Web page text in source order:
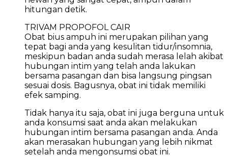
hitungan detik.
TRIVAM PROPOFOL CAIR
Obat bius ampuh ini merupakan pilihan yang
tepat bagi anda yang kesulitan tidur/insomnia,
meskipun badan anda sudah merasa lelah akibat
hubungan intim yang telah anda lakukan
bersama pasangan dan bisa langsung pingsan
sesuai dosis. Bagusnya, obat ini tidak memiliki
efek samping.
Tidak hanya itu saja, obat ini juga berguna untuk
anda konsumsi saat anda akan melakukan
hubungan intim bersama pasangan anda. Anda
akan merasakan hubungan yang lebih nikmat
setelah anda mengonsumsi obat ini.